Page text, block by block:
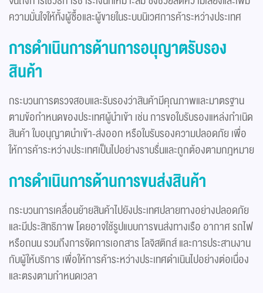
ความมั่นใจให้ทั้งผู้ซื้อและผู้ขายในระบบนิเวศการค้าระหว่างประเทศ
การดำเนินการด้านการอนุญาตรับรอง
สินค้า
กระบวนการตรวจสอบและรับรองว่าสินค้ามีคุณภาพและมาตรฐาน
ตามข้อกำหนดของประเทศผู้นำเข้า เช่น การขอใบรับรองแหล่งกำเนิด
สินค้า ใบอนุญาตนำเข้า-ส่งออก หรือใบรับรองความปลอดภัย เพื่อ
ให้การค้าระหว่างประเทศเป็นไปอย่างราบรื่นและถูกต้องตามกฎหมาย
การดำเนินการด้านการขนส่งสินค้า
กระบวนการเคลื่อนย้ายสินค้าไปยังประเทศปลายทางอย่างปลอดภัย
และมีประสิทธิภาพ โดยอาจใช้รูปแบบการขนส่งทางเรือ อากาศ รถไฟ
หรือถนน รวมถึงการจัดการเอกสาร โลจิสติกส์ และการประสานงาน
กับผู้ให้บริการ เพื่อให้การค้าระหว่างประเทศดำเนินไปอย่างต่อเนื่อง
และตรงตามกำหนดเวลา